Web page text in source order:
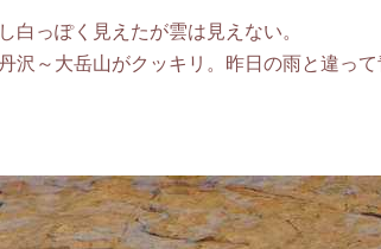
っぽく見えたが雲は見えない。
～大岳山がクッキリ。昨日の雨と違っ